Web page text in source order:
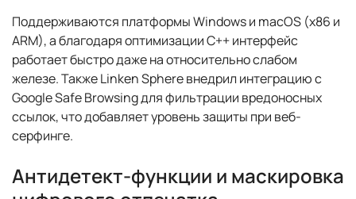
Поддерживаются платформы Windows и macOS (x86 и
ARM), а благодаря оптимизации C++ интерфейс
работает быстро даже на относительно слабом
железе. Также Linken Sphere внедрил интеграцию с
Google Safe Browsing для фильтрации вредоносных
ссылок, что добавляет уровень защиты при веб-
серфинге.
Антидетект-функции и маскировка